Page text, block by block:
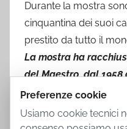
Durante la mostra
cinquantina dei suoi
prestito da tutto il
La mostra ha
del Maestro, dal 1958
Preferenze cookie
Usiamo cookie tecnici